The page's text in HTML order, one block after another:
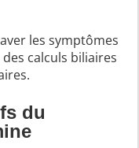
les symptômes
calculs biliaires
du